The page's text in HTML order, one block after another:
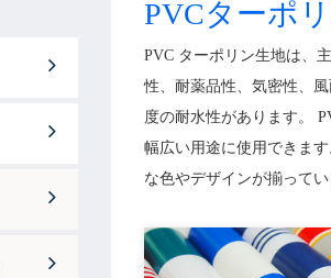
PVCターポ
PVC ターポリン生地は、
性、耐薬品性、気密性、
度の耐水性があります。
幅広い用途に使用できま
な色やデザインが揃ってい